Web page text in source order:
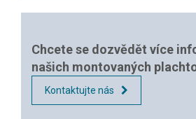
Chcete se dozvědět více
našich montovaných
Kontaktujte nás